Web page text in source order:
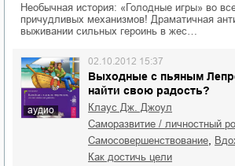
Необычная история: «Голодные игры» во
причудливых механизмов! Драматичная
выживании сильных героинь в жес…
аудио
Выходные с пьяным
найти свою радость?
02.10.2012 15:37
Клаус Дж. Джоул
саморазвитие / личностный
самосовершенствование
как достичь цели